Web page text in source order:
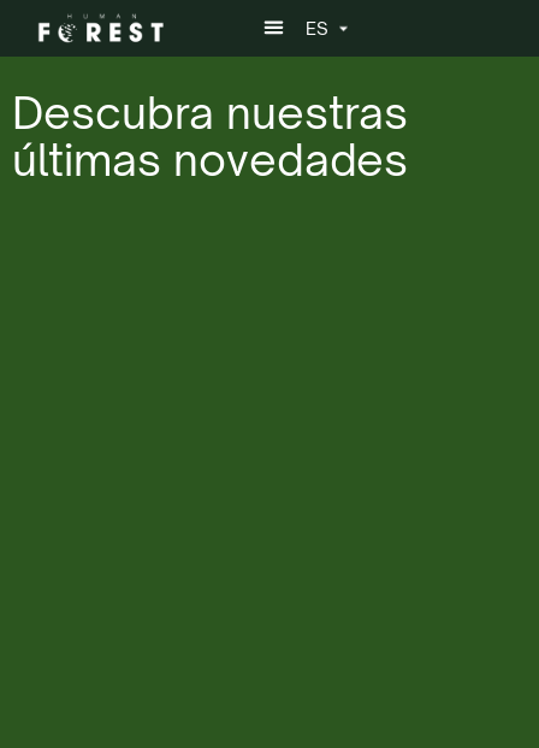
ES
Descubra nuestras
últimas novedades